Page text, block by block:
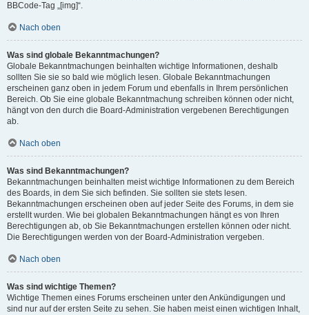
BBCode-Tag „[img]“.
Nach oben
Was sind globale Bekanntmachungen?
Globale Bekanntmachungen beinhalten wichtige Informationen, deshalb
sollten Sie sie so bald wie möglich lesen. Globale Bekanntmachungen
erscheinen ganz oben in jedem Forum und ebenfalls in Ihrem persönlichen
Bereich. Ob Sie eine globale Bekanntmachung schreiben können oder nicht,
hängt von den durch die Board-Administration vergebenen Berechtigungen
ab.
Nach oben
Was sind Bekanntmachungen?
Bekanntmachungen beinhalten meist wichtige Informationen zu dem Bereich
des Boards, in dem Sie sich befinden. Sie sollten sie stets lesen.
Bekanntmachungen erscheinen oben auf jeder Seite des Forums, in dem sie
erstellt wurden. Wie bei globalen Bekanntmachungen hängt es von Ihren
Berechtigungen ab, ob Sie Bekanntmachungen erstellen können oder nicht.
Die Berechtigungen werden von der Board-Administration vergeben.
Nach oben
Was sind wichtige Themen?
Wichtige Themen eines Forums erscheinen unter den Ankündigungen und
sind nur auf der ersten Seite zu sehen. Sie haben meist einen wichtigen Inhalt,